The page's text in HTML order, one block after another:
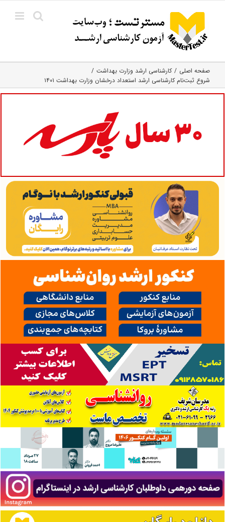
content
صفحه اصلی
کارشناسی ارشد وزارت بهداشت
شروع ثبت‌نام کارشناسی ارشد استعداد درخشان وزارت بهداشت ۱۴۰۱